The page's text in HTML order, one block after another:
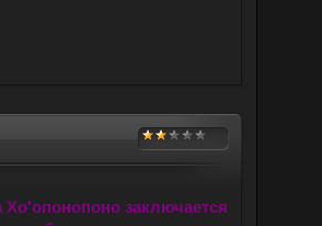
Хо'опонопоно заключается